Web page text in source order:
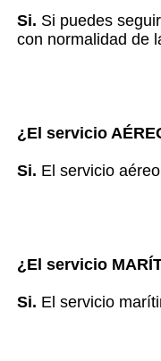
Si. Si puedes
con normalidad de
¿El servicio
Si. El servicio
¿El servicio
Si. El servicio